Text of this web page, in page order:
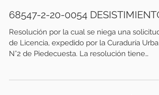
68547-2-20-0054 DESISTIMIENTO
Resolución por la cual se niega una solicitud
de Licencia, expedido por la Curaduría
N°2 de Piedecuesta. La resolución tiene